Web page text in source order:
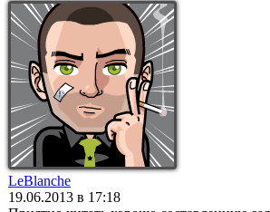
LeBlanche
19.06.2013 в 17:18